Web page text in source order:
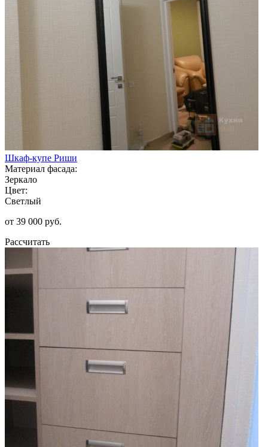
Шкаф-купе Риши
Материал фасада:
Зеркало
Цвет:
Светлый
от 39 000 руб.
Рассчитать